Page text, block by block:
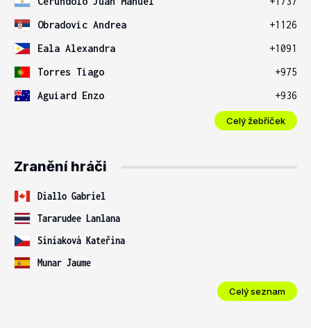
Obradovic Andrea
+1126
Eala Alexandra
+1091
Torres Tiago
+975
Aguiard Enzo
+936
Celý žebříček
Zranění hráči
Diallo Gabriel
Tararudee Lanlana
Siniaková Kateřina
Munar Jaume
Celý seznam